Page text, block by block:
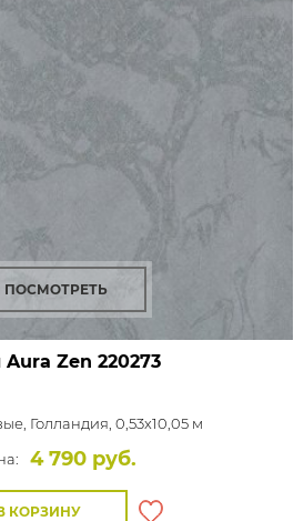
ПОСМОТРЕТЬ
Zen 220273
Голландия, 0,53x10,05 м
4 790 руб.
КОРЗИНУ